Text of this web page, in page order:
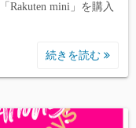
Rakuten mini」を購入
続きを読む